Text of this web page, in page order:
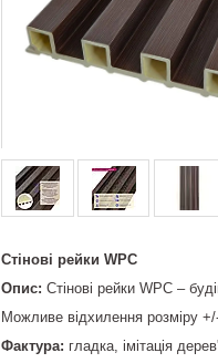
Стінові рейки WPC
Опис: Стінові рейки WPC –
Можливе відхилення розміру
Фактура: гладка, імітація